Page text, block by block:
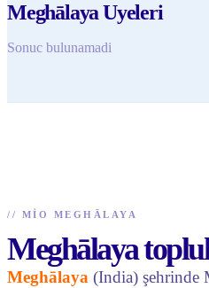
Meghālaya Uyeleri
Sonuc bulunamadi
// MIO MEGHĀLAYA
Meghālaya
Meghālaya (India) şehrinde